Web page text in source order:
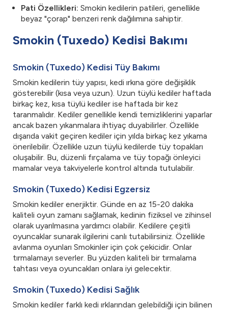
Pati Özellikleri: Smokin kedilerin patileri, genellikle
beyaz "çorap" benzeri renk dağılımına sahiptir.
Smokin (Tuxedo) Kedisi Bakımı
Smokin (Tuxedo) Kedisi Tüy Bakımı
Smokin kedilerin tüy yapısı, kedi ırkına göre değişiklik
gösterebilir (kısa veya uzun). Uzun tüylü kediler haftada
birkaç kez, kısa tüylü kediler ise haftada bir kez
taranmalıdır. Kediler genellikle kendi temizliklerini yaparlar
ancak bazen yıkanmalara ihtiyaç duyabilirler. Özellikle
dışarıda vakit geçiren kediler için yılda birkaç kez yıkama
önerilebilir. Özellikle uzun tüylü kedilerde tüy topakları
oluşabilir. Bu, düzenli fırçalama ve tüy topağı önleyici
mamalar veya takviyelerle kontrol altında tutulabilir.
Smokin (Tuxedo) Kedisi Egzersiz
Smokin kediler enerjiktir. Günde en az 15-20 dakika
kaliteli oyun zamanı sağlamak, kedinin fiziksel ve zihinsel
olarak uyarılmasına yardımcı olabilir. Kedilere çeşitli
oyuncaklar sunarak ilgilerini canlı tutabilirsiniz. Özellikle
avlanma oyunları Smokinler için çok çekicidir. Onlar
tırmalamayı severler. Bu yüzden kaliteli bir tırmalama
tahtası veya oyuncakları onlara iyi gelecektir.
Smokin (Tuxedo) Kedisi Sağlık
Smokin kediler farklı kedi ırklarından gelebildiği için bilinen